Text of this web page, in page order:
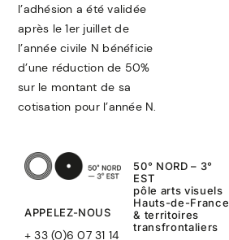
l’adhésion a été validée
après le 1er juillet de
l’année civile N bénéficie
d’une réduction de 50%
sur le montant de sa
cotisation pour l’année N.
APPELEZ-NOUS
+ 33 (0)6 07 31 14
50° NORD – 3°
EST
pôle arts visuels
Hauts-de-France
& territoires
transfrontaliers